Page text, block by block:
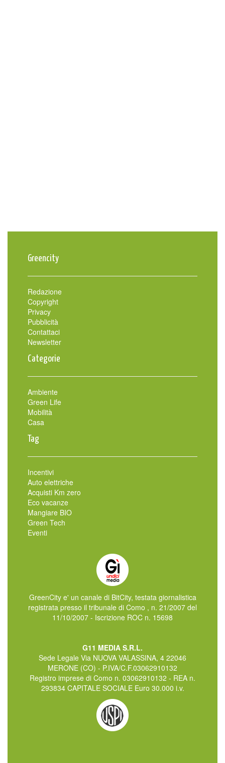
Greencity
Redazione
Copyright
Privacy
Pubblicità
Contattaci
Newsletter
Categorie
Ambiente
Green Life
Mobilità
Casa
Tag
Incentivi
Auto elettriche
Acquisti Km zero
Eco vacanze
Mangiare BIO
Green Tech
Eventi
GreenCity e' un canale di BitCity, testata giornalistica
registrata presso il tribunale di Como , n. 21/2007 del
11/10/2007 - Iscrizione ROC n. 15698
G11 MEDIA S.R.L.
Sede Legale Via NUOVA VALASSINA, 4 22046
MERONE (CO) - P.IVA/C.F.03062910132
Registro imprese di Como n. 03062910132 - REA n.
293834 CAPITALE SOCIALE Euro 30.000 i.v.